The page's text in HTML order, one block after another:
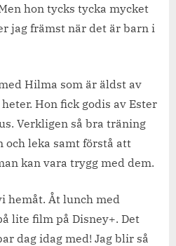
hon tycks tycka mycket
jag främst när det är barn i
Hilma som är äldst av
Hon fick godis av Ester
Verkligen så bra träning
och leka samt förstå att
kan vara trygg med dem.
hemåt. Åt lunch med
lite film på Disney+. Det
dag idag med! Jag blir så